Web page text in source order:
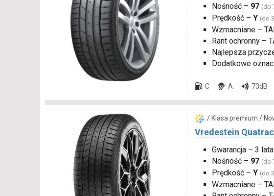
Nośność – 97 (do
Prędkość – Y (do
Wzmacniane –
Rant ochronny –
Najlepsza
Dodatkowe
C A 73dB
/ Klasa premium /
Vredestein
Gwarancja – 3 lata
Nośność – 97 (do
Prędkość – Y (do
Wzmacniane –